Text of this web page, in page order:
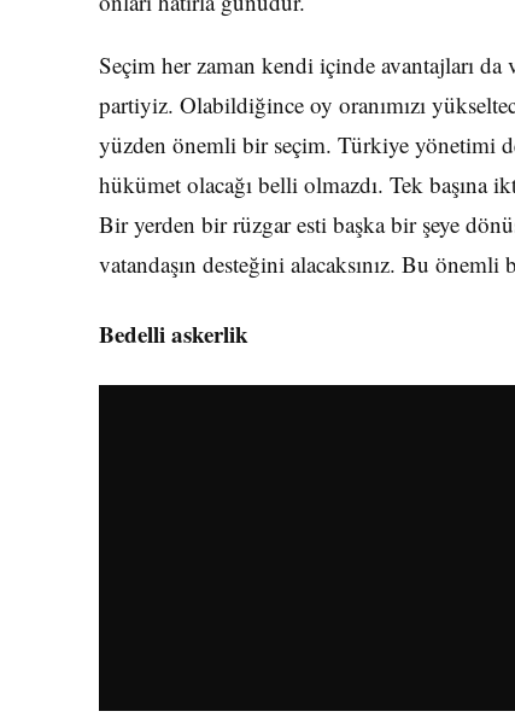
Seçim her zaman kendi içinde avantajları
partiyiz. Olabildiğince oy oranımızı
yüzden önemli bir seçim. Türkiye yönetimi
hükümet olacağı belli olmazdı. Tek başına
Bir yerden bir rüzgar esti başka bir şeye
vatandaşın desteğini alacaksınız. Bu
Bedelli askerlik